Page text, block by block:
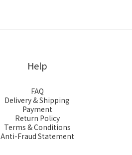
Help
FAQ
Delivery & Shipping
Payment
Return Policy
Terms & Conditions
Anti-Fraud Statement